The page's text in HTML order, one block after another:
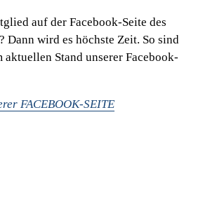
auf der Facebook-Seite des
Dann wird es höchste Zeit. So sind
aktuellen Stand unserer Facebook-
FACEBOOK-SEITE